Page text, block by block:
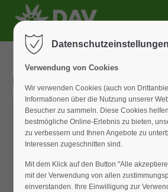
Der Eintrag "offcanvas-col2" existiert
Der Eintrag "offcanvas-col3" existiert
Der Eintrag "offcanvas-col4" existiert
DAV-Newsletter
Datenschutzeinstellungen
Verwendung von Cookies
Wir verwenden Cookies (auch von
Informationen über die Nutzung unserer
Besucher zu sammeln. Diese Cookies
bestmögliche Online-Erlebnis zu bieten,
zu verbessern und Ihnen Angebote zu
Interessen zugeschnitten sind.
Mit dem Klick auf den Button "Alle
mit der Verwendung von allen
einverstanden. Ihre Einwilligung zur